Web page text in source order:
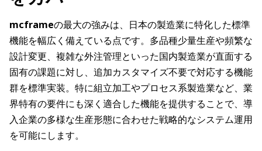
mcframeの最大の強みは、日本の製造業に特化した標準
機能を幅広く備えている点です。多品種少量生産や頻繁な
設計変更、複雑な外注管理といった国内製造業が直面する
固有の課題に対し、追加カスタマイズ不要で対応する機能
群を標準実装。特に組立加工やプロセス系製造業など、業
界特有の要件にも深く適合した機能を提供することで、導
入企業の多様な生産形態に合わせた戦略的なシステム運用
を可能にします。